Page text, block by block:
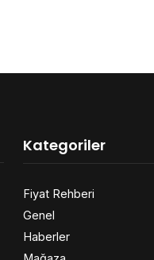
Kategoriler
Fiyat Rehberi
Genel
Haberler